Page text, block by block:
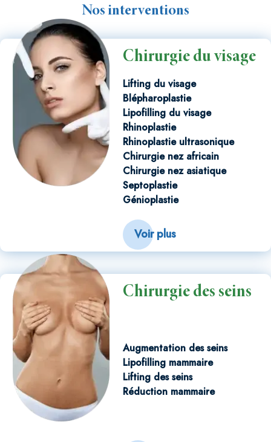
Nos interventions
Chirurgie du visage
Lifting du visage
Blépharoplastie
Lipofilling du visage
Rhinoplastie
Rhinoplastie ultrasonique
Chirurgie nez africain
Chirurgie nez asiatique
Septoplastie
Génioplastie
Voir plus
Chirurgie des seins
Augmentation des seins
Lipofilling mammaire
Lifting des seins
Réduction mammaire